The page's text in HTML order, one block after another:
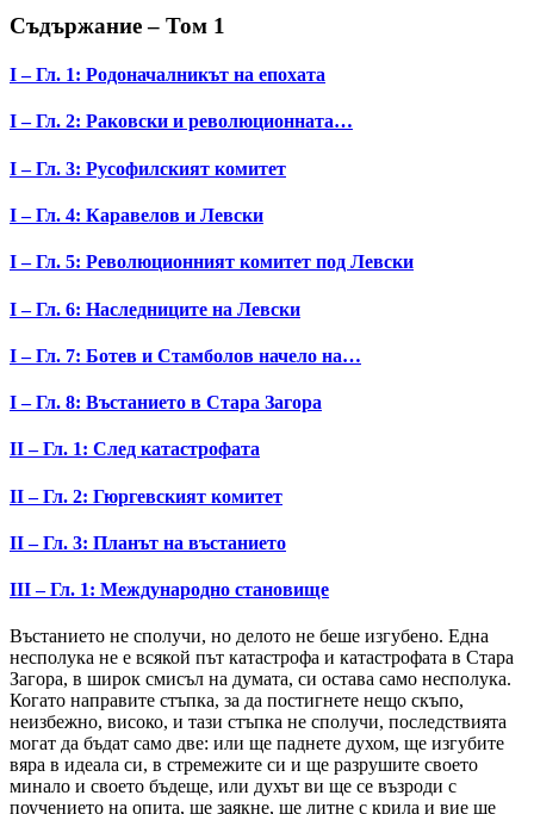
Съдържание – Том 1
I – Гл. 1: Родоначалникът на епохата
I – Гл. 2: Раковски и революционната…
I – Гл. 3: Русофилският комитет
I – Гл. 4: Каравелов и Левски
I – Гл. 5: Революционният комитет под Левски
I – Гл. 6: Наследниците на Левски
I – Гл. 7: Ботев и Стамболов начело на…
I – Гл. 8: Въстанието в Стара Загора
II – Гл. 1: След катастрофата
II – Гл. 2: Гюргевският комитет
II – Гл. 3: Планът на въстанието
III – Гл. 1: Международно становище
Въстанието не сполучи, но делото не беше изгубено. Една
несполука не е всякой път катастрофа и катастрофата в Стара
Загора, в широк смисъл на думата, си остава само несполука.
Когато направите стъпка, за да постигнете нещо скъпо,
неизбежно, високо, и тази стъпка не сполучи, последствията
могат да бъдат само две: или ще паднете духом, ще изгубите
вяра в идеала си, в стремежите си и ще разрушите своето
минало и своето бъдеще, или духът ви ще се възроди с
поучението на опита, ще заякне, ще литне с крила и вие ще